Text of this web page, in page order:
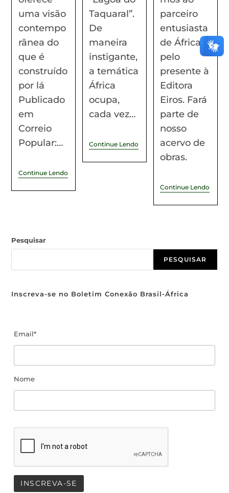
uma visão
contempo
rânea do
que é
construído
por lá
Publicado
em
Correio
Popular:…
Continue Lendo
Taquaral”.
De
maneira
instigante,
a temática
África
ocupa,
cada vez…
Continue Lendo
parceiro
entusiasta
de África,
pelo
presente à
Editora
Eiros. Fará
parte de
nosso
acervo de
obras.
Continue Lendo
Pesquisar
PESQUISAR
Inscreva-se no Boletim Conexão Brasil-África
Email*
Nome